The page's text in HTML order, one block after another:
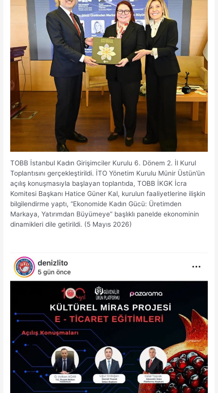
TOBB İstanbul Kadın Girişimciler Kurulu 6. Dönem 2. İl Kurul
Toplantısını gerçekleştirildi. İTO Yönetim Kurulu Münir Üstün’ün
açılış konuşmasıyla başlayan toplantıda, TOBB İKGK İcra
Komitesi Başkanı Hatice Güner Kal, kurulun faaliyetlerine ilişkin
bilgilendirme yaptı, “Ekonomide Kadın Gücü: Üretimden
Markaya, Yatırımdan Büyümeye” başlıklı panelde ekonominin
dinamikleri dile getirildi. (5 Mayıs 2026)